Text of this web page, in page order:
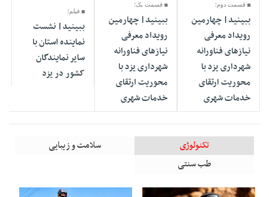
قسمت دوم؛
ببینید| چهارمین
رویداد معرفی
نیازهای فناورانه
شهرداری یزد با
محوریت ارتقای
خدمات شهری
قسمت یک؛
ببینید| چهارمین
رویداد معرفی
نیازهای فناورانه
شهرداری یزد با
محوریت ارتقای
خدمات شهری
فیلم؛
ببینید| نشست
نماینده استان با
سایر نمایندگان
کشور در یزد
تکنولوژی
سلامت و زیبایی
طب سنتی